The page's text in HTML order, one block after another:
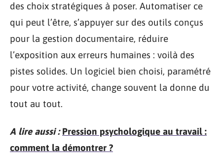
des choix stratégiques à poser. Automatiser ce
qui peut l’être, s’appuyer sur des outils conçus
pour la gestion documentaire, réduire
l’exposition aux erreurs humaines : voilà des
pistes solides. Un logiciel bien choisi, paramétré
pour votre activité, change souvent la donne du
tout au tout.
A lire aussi : Pression psychologique au travail :
comment la démontrer ?